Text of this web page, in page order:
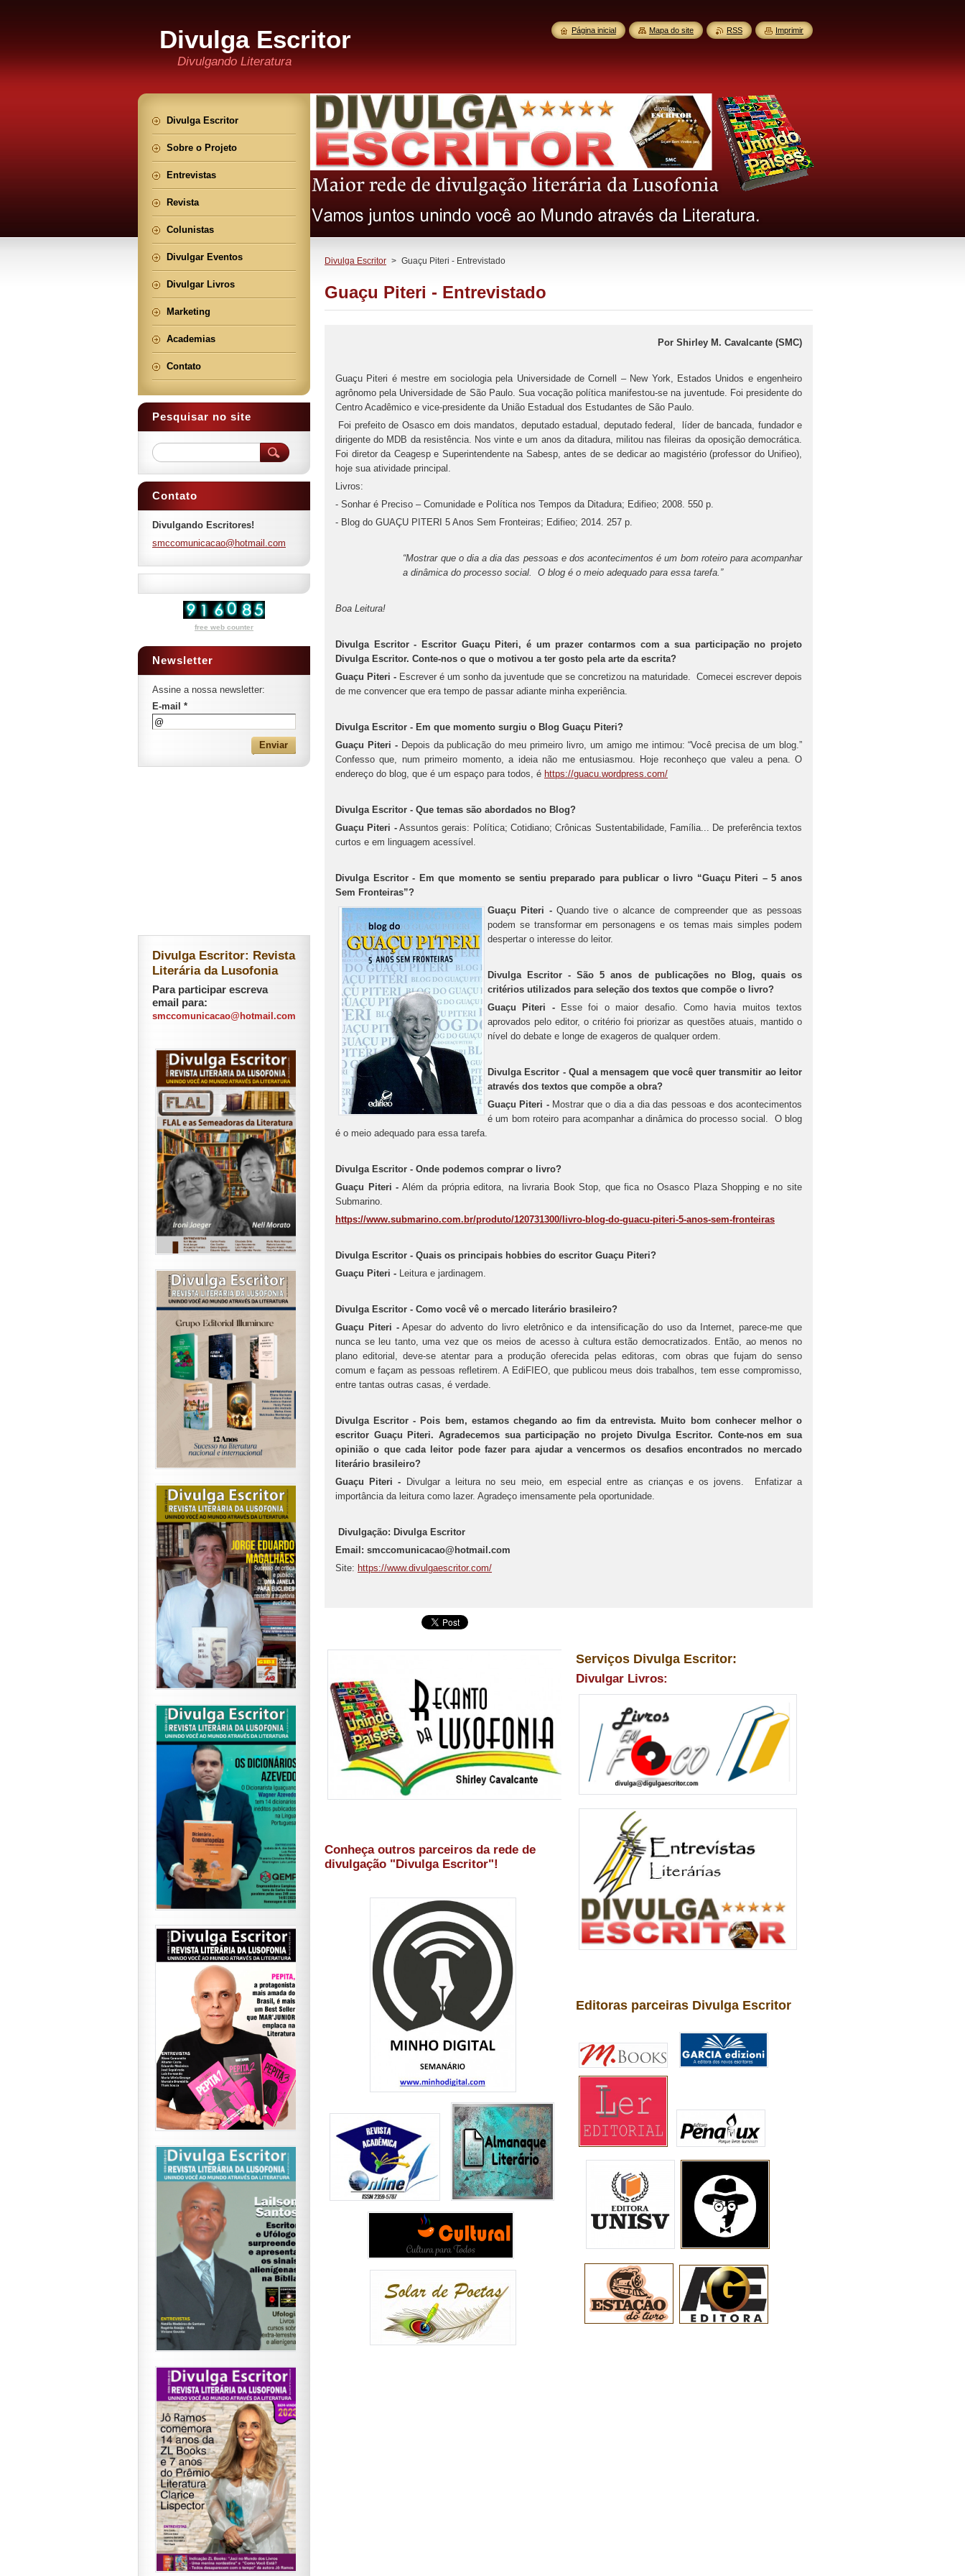
Divulga Escritor
Divulgando Literatura
Divulga Escritor > Guaçu Piteri - Entrevistado
Guaçu Piteri - Entrevistado
Por Shirley M. Cavalcante (SMC)
Guaçu Piteri é mestre em sociologia pela Universidade de Cornell – New York, Estados Unidos e engenheiro
agrônomo pela Universidade de São Paulo. Sua vocação política manifestou-se na juventude. Foi presidente do
Centro Acadêmico e vice-presidente da União Estadual dos Estudantes de São Paulo.
Foi prefeito de Osasco em dois mandatos, deputado estadual, deputado federal, líder de bancada, fundador e
dirigente do MDB da resistência. Nos vinte e um anos da ditadura, militou nas fileiras da oposição democrática.
Foi diretor da Ceagesp e Superintendente na Sabesp, antes de se dedicar ao magistério (professor do Unifieo),
hoje sua atividade principal.
Livros:
- Sonhar é Preciso – Comunidade e Política nos Tempos da Ditadura; Edifieo; 2008. 550 p.
- Blog do GUAÇU PITERI 5 Anos Sem Fronteiras; Edifieo; 2014. 257 p.
“Mostrar que o dia a dia das pessoas e dos acontecimentos é um bom roteiro para acompanhar
a dinâmica do processo social. O blog é o meio adequado para essa tarefa.”
Boa Leitura!
Divulga Escritor - Escritor Guaçu Piteri, é um prazer contarmos com a sua participação no projeto
Divulga Escritor. Conte-nos o que o motivou a ter gosto pela arte da escrita?
Guaçu Piteri - Escrever é um sonho da juventude que se concretizou na maturidade. Comecei escrever depois
de me convencer que era tempo de passar adiante minha experiência.
Divulga Escritor - Em que momento surgiu o Blog Guaçu Piteri?
Guaçu Piteri -Depois da publicação do meu primeiro livro, um amigo me intimou: “Você precisa de um blog.”
Confesso que, num primeiro momento, a ideia não me entusiasmou. Hoje reconheço que valeu a pena. O
endereço do blog, que é um espaço para todos, é https://guacu.wordpress.com/
Divulga Escritor - Que temas são abordados no Blog?
Guaçu Piteri -Assuntos gerais: Política; Cotidiano; Crônicas Sustentabilidade, Família... De preferência textos
curtos e em linguagem acessível.
Divulga Escritor - Em que momento se sentiu preparado para publicar o livro “Guaçu Piteri – 5 anos
Sem Fronteiras”?
Guaçu Piteri -Quando tive o alcance de compreender que as pessoas
podem se transformar em personagens e os temas mais simples podem
despertar o interesse do leitor.
Divulga Escritor - São 5 anos de publicações no Blog, quais os
critérios utilizados para seleção dos textos que compõe o livro?
Guaçu Piteri -Esse foi o maior desafio. Como havia muitos textos
aprovados pelo editor, o critério foi priorizar as questões atuais, mantido o
nível do debate e longe de exageros de qualquer ordem.
Divulga Escritor - Qual a mensagem que você quer transmitir ao leitor
através dos textos que compõe a obra?
Guaçu Piteri -Mostrar que o dia a dia das pessoas e dos acontecimentos
é um bom roteiro para acompanhar a dinâmica do processo social. O blog
é o meio adequado para essa tarefa.
Divulga Escritor - Onde podemos comprar o livro?
Guaçu Piteri - Além da própria editora, na livraria Book Stop, que fica no Osasco Plaza Shopping e no site
Submarino.
https://www.submarino.com.br/produto/120731300/livro-blog-do-guacu-piteri-5-anos-sem-fronteiras
Divulga Escritor - Quais os principais hobbies do escritor Guaçu Piteri?
Guaçu Piteri - Leitura e jardinagem.
Divulga Escritor - Como você vê o mercado literário brasileiro?
Guaçu Piteri -Apesar do advento do livro eletrônico e da intensificação do uso da Internet, parece-me que
nunca se leu tanto, uma vez que os meios de acesso à cultura estão democratizados. Então, ao menos no
plano editorial, deve-se atentar para a produção oferecida pelas editoras, com obras que fujam do senso
comum e façam as pessoas refletirem. A EdiFIEO, que publicou meus dois trabalhos, tem esse compromisso,
entre tantas outras casas, é verdade.
Divulga Escritor - Pois bem, estamos chegando ao fim da entrevista. Muito bom conhecer melhor o
escritor Guaçu Piteri. Agradecemos sua participação no projeto Divulga Escritor. Conte-nos em sua
opinião o que cada leitor pode fazer para ajudar a vencermos os desafios encontrados no mercado
literário brasileiro?
Guaçu Piteri - Divulgar a leitura no seu meio, em especial entre as crianças e os jovens. Enfatizar a
importância da leitura como lazer. Agradeço imensamente pela oportunidade.
Divulgação: Divulga Escritor
Email: smccomunicacao@hotmail.com
Site: https://www.divulgaescritor.com/
Conheça outros parceiros da rede de
divulgação "Divulga Escritor"!
Serviços Divulga Escritor:
Divulgar Livros:
Editoras parceiras Divulga Escritor
Divulga Escritor
Sobre o Projeto
Entrevistas
Revista
Colunistas
Divulgar Eventos
Divulgar Livros
Marketing
Academias
Contato
Pesquisar no site
Contato
Divulgando Escritores!
smccomunicacao@hotmail.com
free web counter
Newsletter
Assine a nossa newsletter:
E-mail *
Divulga Escritor: Revista
Literária da Lusofonia
Para participar escreva
email para:
smccomunicacao@hotmail.com
Página inicial Mapa do site RSS Imprimir